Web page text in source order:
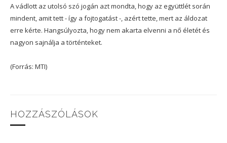
A vádlott az utolsó szó jogán azt mondta, hogy az együttlét során
mindent, amit tett - így a fojtogatást -, azért tette, mert az áldozat
erre kérte. Hangsúlyozta, hogy nem akarta elvenni a nő életét és
nagyon sajnálja a történteket.
(Forrás: MTI)
HOZZÁSZÓLÁSOK